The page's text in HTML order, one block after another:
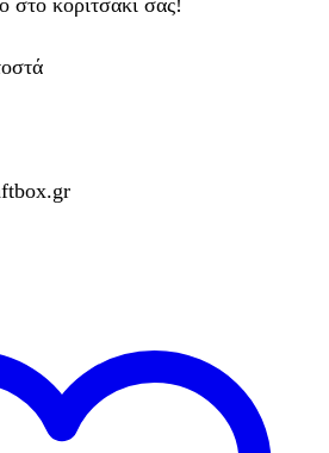
στο κοριτσάκι σας!